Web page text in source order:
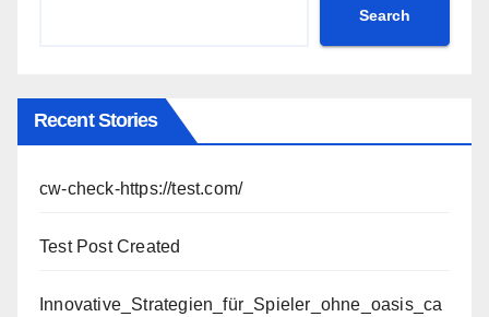
Search
Recent Stories
cw-check-https://test.com/
Test Post Created
Innovative_Strategien_für_Spieler_ohne_oasis_ca